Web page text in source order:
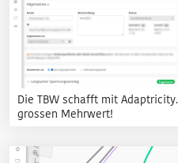
Die TBW schafft mit
grossen Mehrwert!